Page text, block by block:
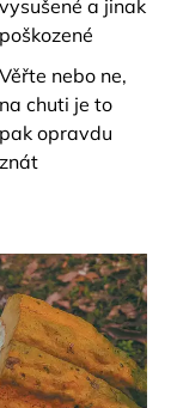
vysušené a jinak
poškozené
Věřte nebo ne,
na chuti je to
pak opravdu
znát